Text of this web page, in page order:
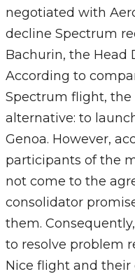
negotiated with
decline Spectrum
Bachurin, the Head
According to
Spectrum flight, the
alternative: to
Genoa. However,
participants of the
not come to the
consolidator
them.
to resolve problem
Nice flight and their